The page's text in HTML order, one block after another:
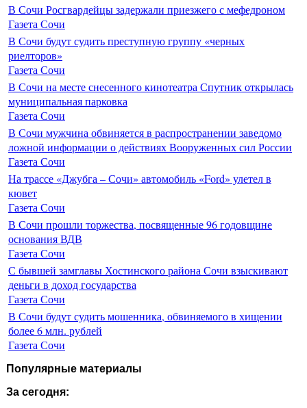
В Сочи Росгвардейцы задержали приезжего с мефедроном
Газета Сочи
В Сочи будут судить преступную группу «черных
риелторов»
Газета Сочи
В Сочи на месте снесенного кинотеатра Спутник открылась
муниципальная парковка
Газета Сочи
В Сочи мужчина обвиняется в распространении заведомо
ложной информации о действиях Вооруженных сил России
Газета Сочи
На трассе «Джубга – Сочи» автомобиль «Ford» улетел в
кювет
Газета Сочи
В Сочи прошли торжества, посвященные 96 годовщине
основания ВДВ
Газета Сочи
С бывшей замглавы Хостинского района Сочи взыскивают
деньги в доход государства
Газета Сочи
В Сочи будут судить мошенника, обвиняемого в хищении
более 6 млн. рублей
Газета Сочи
Популярные материалы
За сегодня: